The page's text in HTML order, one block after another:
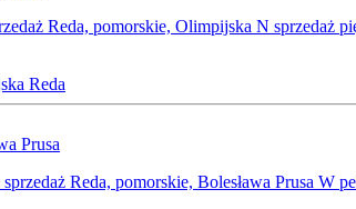
Reda, pomorskie, Olimpijska N sprzedaż
Reda
Reda, pomorskie, Bolesława Prusa W